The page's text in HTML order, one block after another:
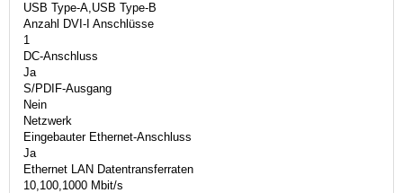
USB Type-A,USB Type-B
Anzahl DVI-I Anschlüsse
1
DC-Anschluss
Ja
S/PDIF-Ausgang
Nein
Netzwerk
Eingebauter Ethernet-Anschluss
Ja
Ethernet LAN Datentransferraten
10,100,1000 Mbit/s